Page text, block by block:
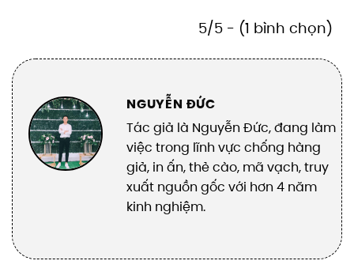
5/5 - (1 bình chọn)
NGUYỄN ĐỨC
Tác giả là Nguyễn Đức, đang làm
việc trong lĩnh vực chống hàng
giả, in ấn, thẻ cào, mã vạch, truy
xuất nguồn gốc với hơn 4 năm
kinh nghiệm.